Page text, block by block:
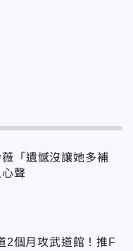
「遺憾沒讓她多補
聲
2個月攻武道館！推F